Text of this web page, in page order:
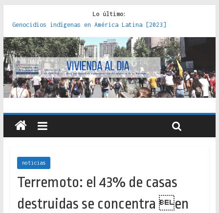
Lo último:
Genocidios indígenas en América Latina [2023]
Estudios sobre la espacialización de los Estados :
políticas, prácticas y representaciones [2022]
Donde el pedernal choca con el acero : hacia una teoría
crítica de las fronteras latinoamericanas [2020]
Criterios técnicos para una vivienda adecuada [2019]
Red de consultorios de la Caja del Seguro Obrero en
Santiago : un patrimonio emblemático [2014]
noticias
Terremoto: el 43% de casas
destruidas se concentra en